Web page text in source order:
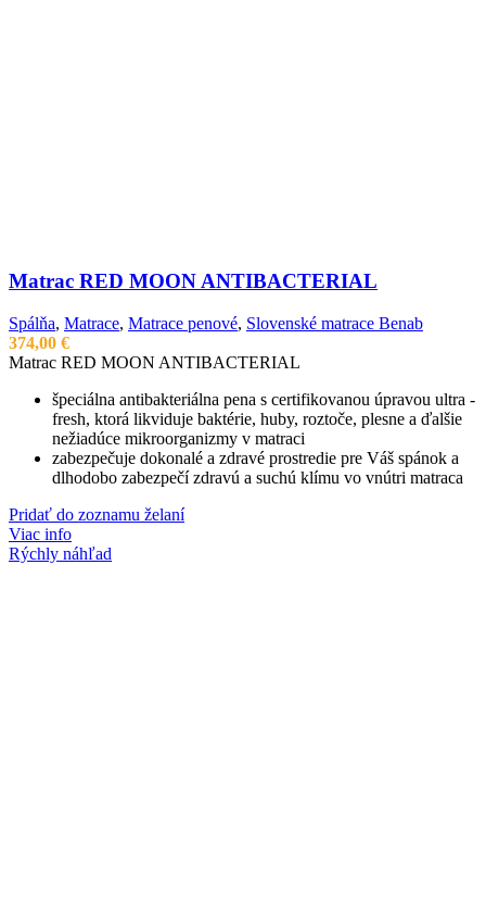
Matrac RED MOON ANTIBACTERIAL
Spálňa, Matrace, Matrace penové, Slovenské matrace Benab
374,00 €
Matrac RED MOON ANTIBACTERIAL
špeciálna antibakteriálna pena s certifikovanou úpravou ultra -
fresh, ktorá likviduje baktérie, huby, roztoče, plesne a ďalšie
nežiadúce mikroorganizmy v matraci
zabezpečuje dokonalé a zdravé prostredie pre Váš spánok a
dlhodobo zabezpečí zdravú a suchú klímu vo vnútri matraca
Pridať do zoznamu želaní
Viac info
Rýchly náhľad